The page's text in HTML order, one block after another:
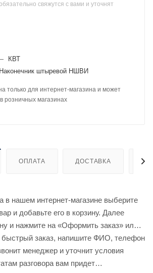
свяжутся с вами и уточнят
КВТ
Наконечник штыревой НШВИ
только для интернет-магазина и может
розничных магазинах
ОПЛАТА ДОСТАВКА
в нашем интернет-магазине выберите
и добавьте его в корзину. Далее
и нажмите на «Оформить заказ» или
быстрый заказ, напишите ФИО, телефон
менеджер и уточнит условия
разговора вам придет